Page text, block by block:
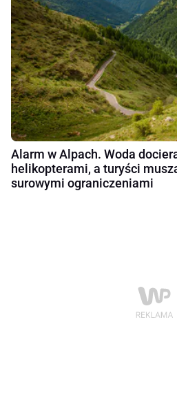
Alarm w Alpach. Woda
helikopterami, a turyści
surowymi ograniczeniami